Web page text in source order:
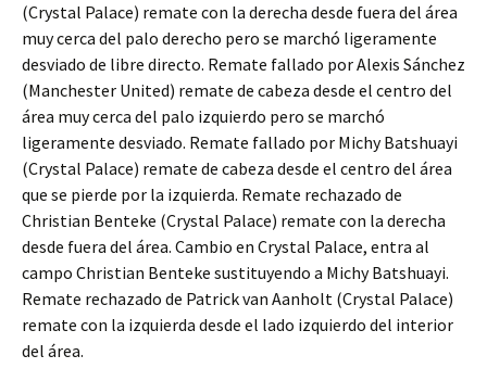
(Crystal Palace) remate con la derecha desde fuera del área
muy cerca del palo derecho pero se marchó ligeramente
desviado de libre directo. Remate fallado por Alexis Sánchez
(Manchester United) remate de cabeza desde el centro del
área muy cerca del palo izquierdo pero se marchó
ligeramente desviado. Remate fallado por Michy Batshuayi
(Crystal Palace) remate de cabeza desde el centro del área
que se pierde por la izquierda. Remate rechazado de
Christian Benteke (Crystal Palace) remate con la derecha
desde fuera del área. Cambio en Crystal Palace, entra al
campo Christian Benteke sustituyendo a Michy Batshuayi.
Remate rechazado de Patrick van Aanholt (Crystal Palace)
remate con la izquierda desde el lado izquierdo del interior
del área.